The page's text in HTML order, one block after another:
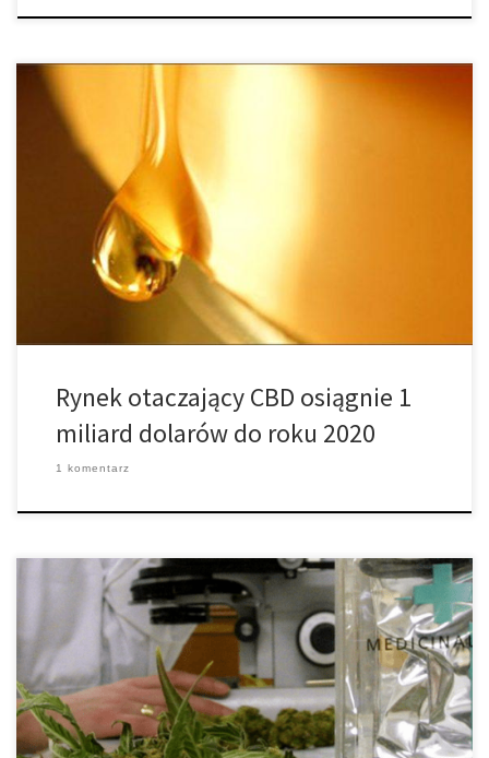
Przemysł marihuany w Stanach Zjednoczonych gwałtownie
rośnie, a sprzedaż cannabis oszacowana została w ubiegłym roku
na 6,7 mld dolarów. Ale do roku 2020 nowy, oddzielny rynek z
pewnością osiągnie miliardowy pułap – rozwijający się rynek CBD.
Rośliny konopne, które nie wykazują wysokiego poziomu THC są
źródłem większości kannabidiolu (CBD) na […]
Rynek otaczający CBD osiągnie 1
miliard dolarów do roku 2020
1 komentarz
Przemysł medycznej marihuany od kilku lat jest w okresie
odrodzenia, a Stany Zjednoczone są w tym temacie na czele.
Mimo, że lek został już zalegalizowany w większości stanów w
kraju, istnieje poważny spór pomiędzy urzędnikami federalnymi i
stanowymi w tym zakresie. Mimo że ci pierwsi wciąż potępiają
stosowanie marihuany, kilka […]